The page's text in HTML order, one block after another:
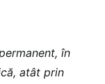
în
atât prin